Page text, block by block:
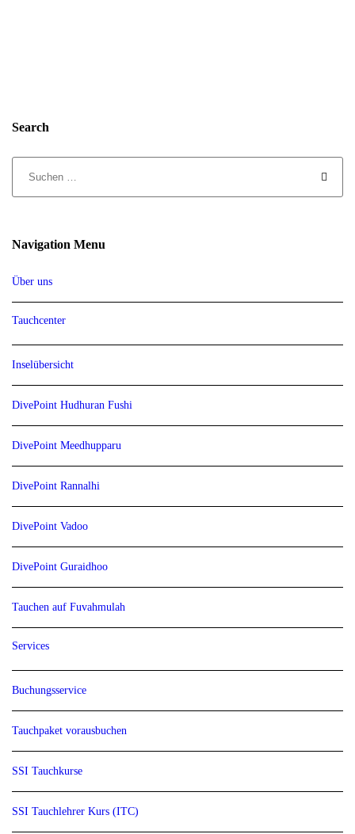
Search
Navigation Menu
Über uns
Tauchcenter
Inselübersicht
DivePoint Hudhuran Fushi
DivePoint Meedhupparu
DivePoint Rannalhi
DivePoint Vadoo
DivePoint Guraidhoo
Tauchen auf Fuvahmulah
Services
Buchungsservice
Tauchpaket vorausbuchen
SSI Tauchkurse
SSI Tauchlehrer Kurs (ITC)